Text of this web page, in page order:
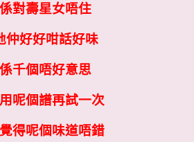
對壽星女唔住
仲好好咁話好味
千個唔好意思
呢個譜再試一次
得呢個味道唔錯